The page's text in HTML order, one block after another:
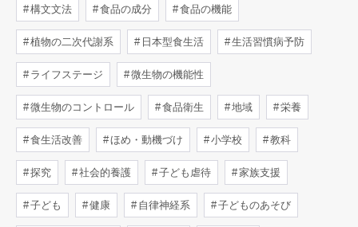
構文文法 食品の成分 食品の機能
植物の二次代謝系 日本型食生活 生活習慣病予防
ライフステージ 微生物の機能性
微生物のコントロール 食品衛生 地域 栄養
食生活改善 ほめ・動機づけ 小学校 教科
探究 社会的養護 子ども虐待 家族支援
子ども 健康 自律神経系 子どものあそび